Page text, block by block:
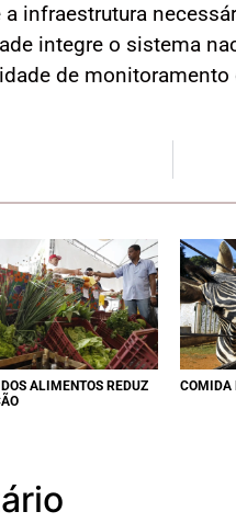
infraestrutura
integre o sistema
de
DOS ALIMENTOS REDUZ
COMIDA